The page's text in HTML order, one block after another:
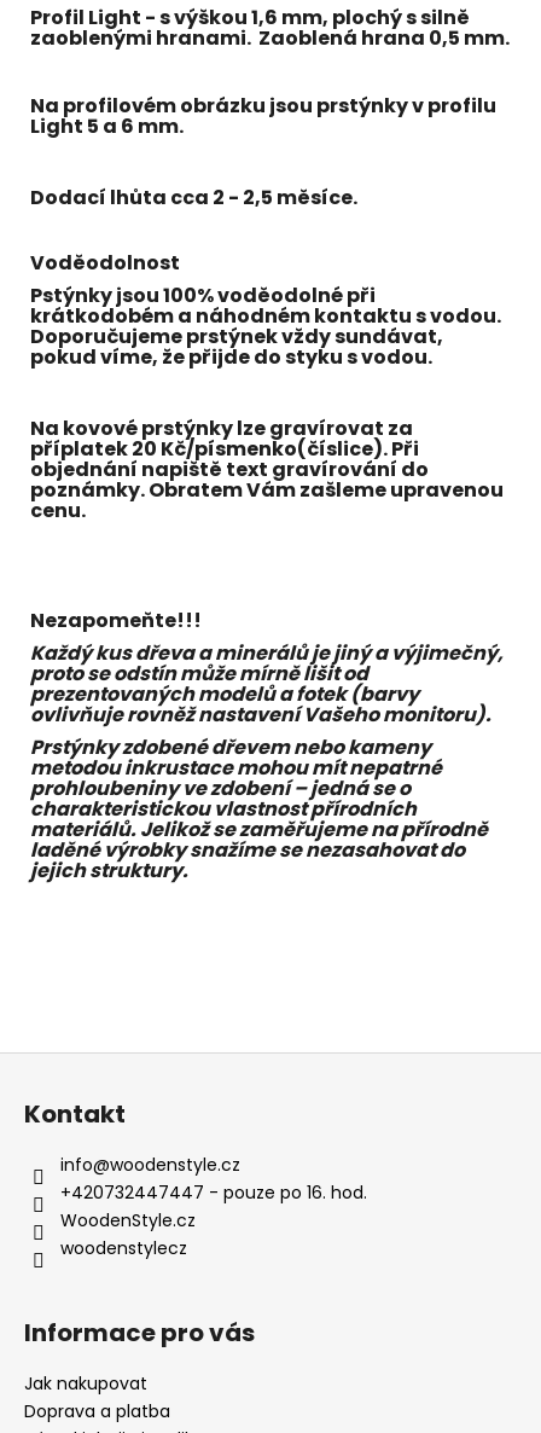
Profil Light - s výškou 1,6 mm, plochý s silně
zaoblenými hranami. Zaoblená hrana 0,5 mm.
Na profilovém obrázku jsou prstýnky v profilu
Light 5 a 6 mm.
Dodací lhůta cca 2 - 2,5 měsíce.
Voděodolnost
Pstýnky jsou 100% voděodolné při
krátkodobém a náhodném kontaktu s vodou.
Doporučujeme prstýnek vždy sundávat,
pokud víme, že přijde do styku s vodou.
Na kovové prstýnky lze gravírovat za
příplatek 20 Kč/písmenko(číslice). Při
objednání napiště text gravírování do
poznámky. Obratem Vám zašleme upravenou
cenu.
Nezapomeňte!!!
Každý kus dřeva a minerálů je jiný a výjimečný,
proto se odstín může mírně lišit od
prezentovaných modelů a fotek (barvy
ovlivňuje rovněž nastavení Vašeho monitoru).
Prstýnky zdobené dřevem nebo kameny
metodou inkrustace mohou mít nepatrné
prohloubeniny ve zdobení – jedná se o
charakteristickou vlastnost přírodních
materiálů. Jelikož se zaměřujeme na přírodně
laděné výrobky snažíme se nezasahovat do
jejich struktury.
Z
Kontakt
info@woodenstyle.cz
+420732447447 - pouze po 16. hod.
WoodenStyle.cz
woodenstylecz
Informace pro vás
Jak nakupovat
Doprava a platba